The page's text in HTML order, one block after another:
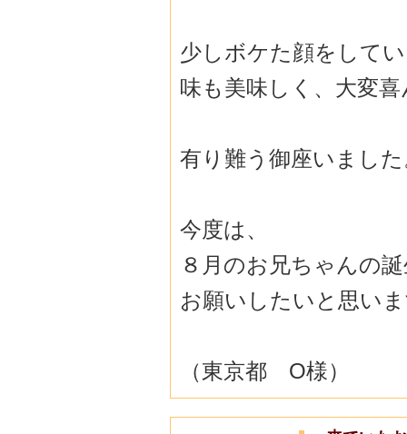
少しボケた顔をして
味も美味しく、大変
有り難う御座いまし
今度は、
８月のお兄ちゃんの
お願いしたいと思い
（東京都 O様）